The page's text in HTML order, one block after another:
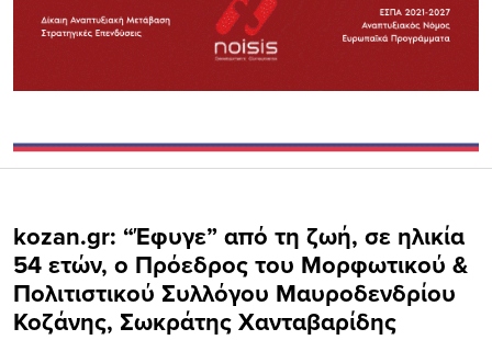
kozan.gr: “Έφυγε” από τη ζωή, σε ηλικία
54 ετών, ο Πρόεδρος του Μορφωτικού &
Πολιτιστικού Συλλόγου Μαυροδενδρίου
Κοζάνης, Σωκράτης Χανταβαρίδης